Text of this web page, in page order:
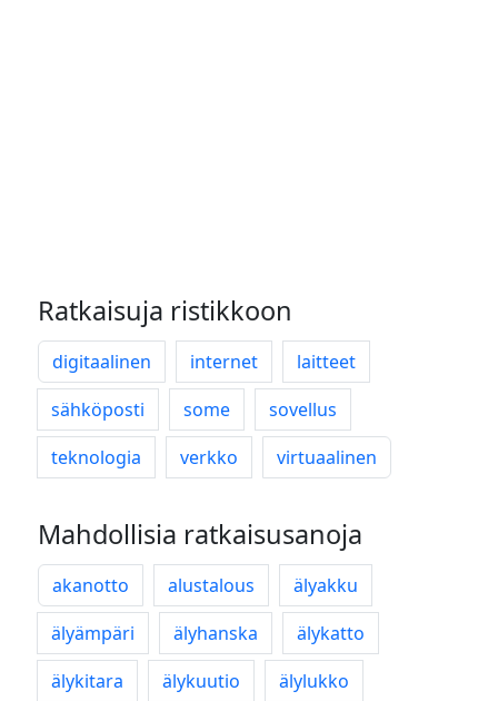
Ratkaisuja ristikkoon
digitaalinen internet
laitteet
sähköposti
some
sovellus
teknologia
verkko virtuaalinen
Mahdollisia ratkaisusanoja
akanotto alustalous
älyakku
älyämpäri
älyhanska
älykatto
älykitara
älykuutio
älylukko